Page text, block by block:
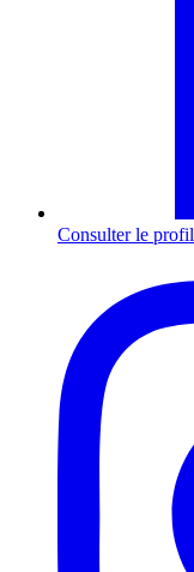
Consulter le profil